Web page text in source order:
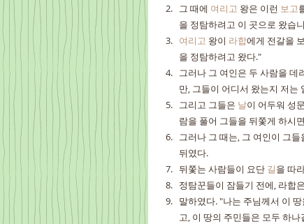
그 때에 여리고 왕은 이런 보고
을 정탐하려고 이 곳으로 왔습
여리고 왕이 라합에게 전갈을
을 정탐하려고 왔다."
그러나 그 여인은 두 사람을 데
만, 그들이 어디서 왔는지 저는
그리고 그들은 날이 어두워 성
람을 풀어 그들을 뒤쫓게 하시
그러나 그 때는, 그 여인이 그
뒤였다.
뒤쫓는 사람들이 요단 길을 따
정탐꾼들이 잠들기 전에, 라합
말하였다. "나는 주님께서 이
고, 이 땅의 주민들은 모두 하